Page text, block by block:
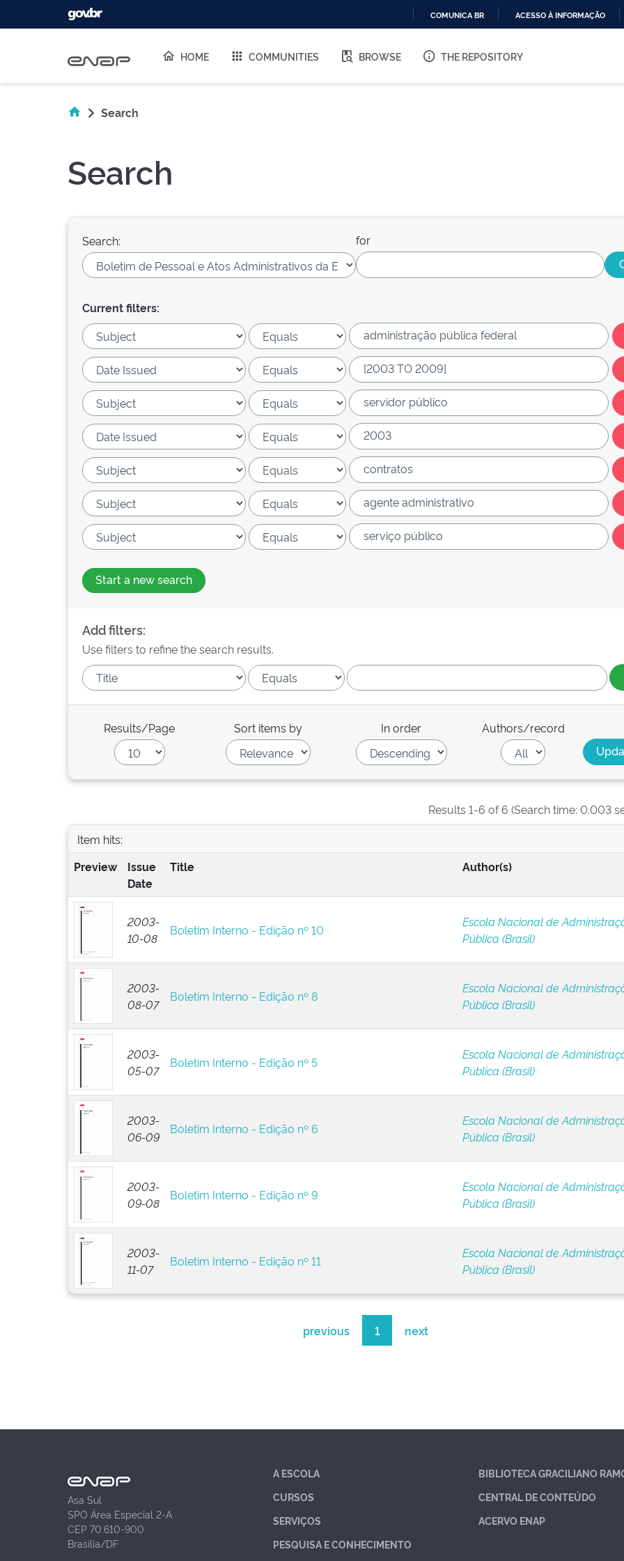
O
COMUNICA BR ACESSO À INFORMAÇÃO
HOME COMMUNITIES BROWSE THE REPOSITORY
Search
Search
Search: for
Current filters:
Start a new search
Add filters:
Use filters to refine the search results.
Results/Page Sort items by In order Authors/record
Results 1-6 of 6 (Search time: 0.003
Item hits:
Preview
Issue
Date
Title Author(s)
2003-
10-08
Boletim Interno - Edição nº 10
Escola Nacional de
Pública (Brasil)
2003-
08-07
Boletim Interno - Edição nº 8
Escola Nacional de
Pública (Brasil)
2003-
05-07
Boletim Interno - Edição nº 5
Escola Nacional de
Pública (Brasil)
2003-
06-09
Boletim Interno - Edição nº 6
Escola Nacional de
Pública (Brasil)
2003-
09-08
Boletim Interno - Edição nº 9
Escola Nacional de
Pública (Brasil)
2003-
11-07
Boletim Interno - Edição nº 11
Escola Nacional de
Pública (Brasil)
previous 1 next
Asa Sul
SPO Área Especial 2-A
CEP 70.610-900
Brasília/DF
A ESCOLA
CURSOS
SERVIÇOS
PESQUISA E CONHECIMENTO
BIBLIOTECA GRACILIANO
CENTRAL DE CONTEÚDO
ACERVO ENAP